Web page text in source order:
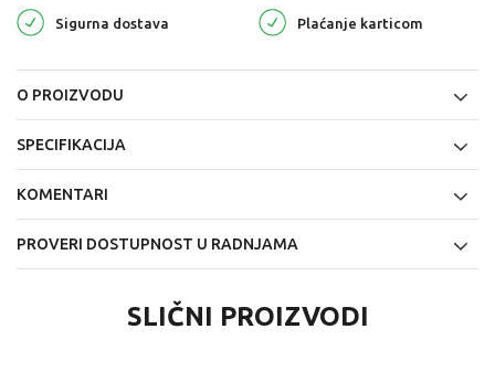
Sigurna dostava Plaćanje karticom
O PROIZVODU
SPECIFIKACIJA
KOMENTARI
PROVERI DOSTUPNOST U RADNJAMA
SLIČNI PROIZVODI